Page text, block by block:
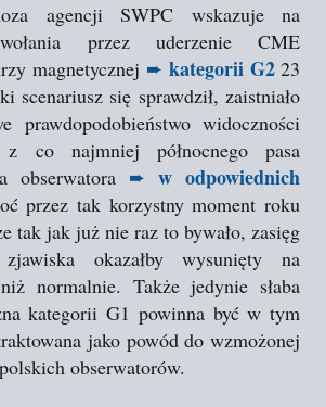
agencji SWPC wskazuje na
przez uderzenie CME
magnetycznej ➨ kategorii G223
scenariusz się sprawdził, zaistniało
prawdopodobieństwo widoczności
co najmniej północnego pasa
obserwatora ➨ w odpowiednich
przez tak korzystny moment roku
tak jak już nie raz to bywało, zasięg
zjawiska okazałby wysunięty na
normalnie. Także jedynie słaba
kategorii G1 powinna być w tym
jako powód do wzmożonej
obserwatorów.